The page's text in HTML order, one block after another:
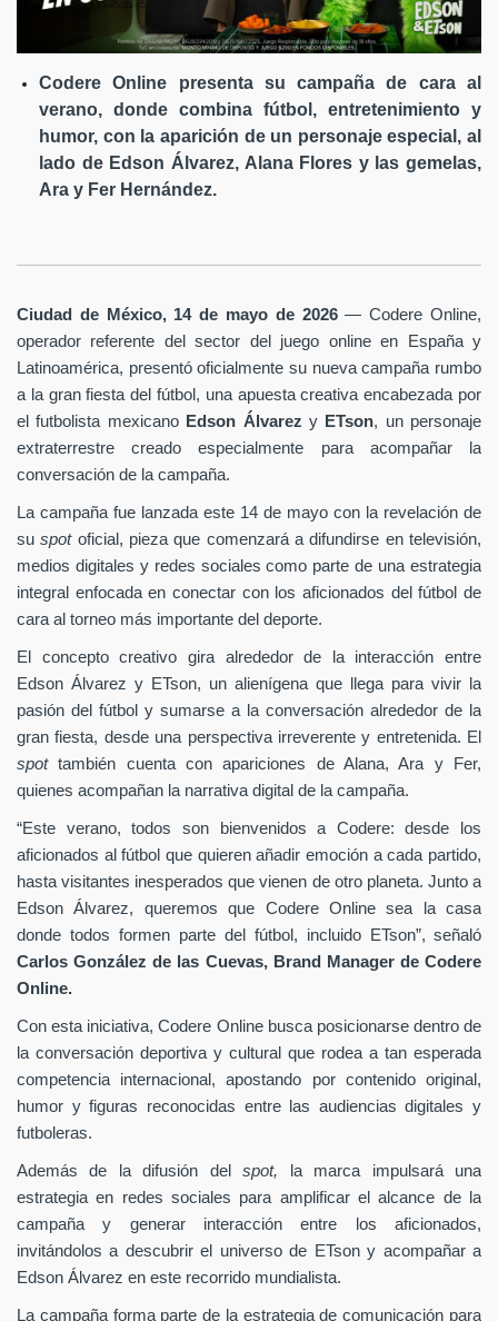
Codere Online presenta su campaña de cara al
verano, donde combina fútbol, entretenimiento y
humor, con la aparición de un personaje especial, al
lado de Edson Álvarez, Alana Flores y las gemelas,
Ara y Fer Hernández.
Ciudad de México, 14 de mayo de 2026— Codere Online,
operador referente del sector del juego online en España y
Latinoamérica, presentó oficialmente su nueva campaña rumbo
a la gran fiesta del fútbol, una apuesta creativa encabezada por
el futbolista mexicano Edson Álvarez yETson, un personaje
extraterrestre creado especialmente para acompañar la
conversación de la campaña.
La campaña fue lanzada este 14 de mayo con la revelación de
suspot oficial, pieza que comenzará a difundirse en televisión,
medios digitales y redes sociales como parte de una estrategia
integral enfocada en conectar con los aficionados del fútbol de
cara al torneo más importante del deporte.
El concepto creativo gira alrededor de la interacción entre
Edson Álvarez y ETson, un alienígena que llega para vivir la
pasión del fútbol y sumarse a la conversación alrededor de la
gran fiesta, desde una perspectiva irreverente y entretenida. El
spottambién cuenta con apariciones de Alana, Ara y Fer,
quienes acompañan la narrativa digital de la campaña.
“Este verano, todos son bienvenidos a Codere: desde los
aficionados al fútbol que quieren añadir emoción a cada partido,
hasta visitantes inesperados que vienen de otro planeta. Junto a
Edson Álvarez, queremos que Codere Online sea la casa
donde todos formen parte del fútbol, incluido ETson”, señaló
Carlos González de las Cuevas, Brand Manager de Codere
Online.
Con esta iniciativa, Codere Online busca posicionarse dentro de
la conversación deportiva y cultural que rodea a tan esperada
competencia internacional, apostando por contenido original,
humor y figuras reconocidas entre las audiencias digitales y
futboleras.
Además de la difusión delspot,
la marca impulsará una
estrategia en redes sociales para amplificar el alcance de la
campaña y generar interacción entre los aficionados,
invitándolos a descubrir el universo de ETson y acompañar a
Edson Álvarez en este recorrido mundialista.
La campaña forma parte de la estrategia de comunicación para